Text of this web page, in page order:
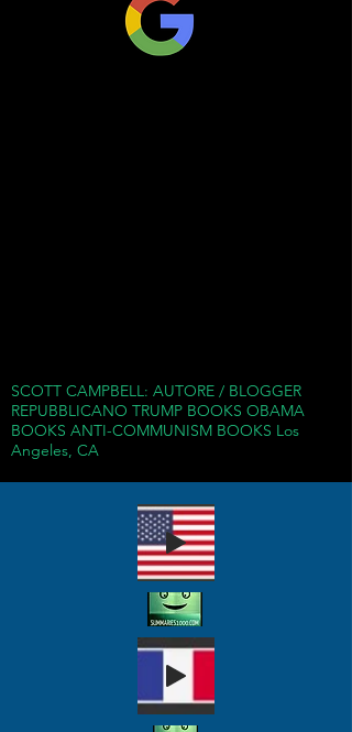
SCOTT CAMPBELL: AUTORE / BLOGGER
REPUBBLICANO TRUMP BOOKS OBAMA
BOOKS ANTI-COMMUNISM BOOKS Los
Angeles, CA